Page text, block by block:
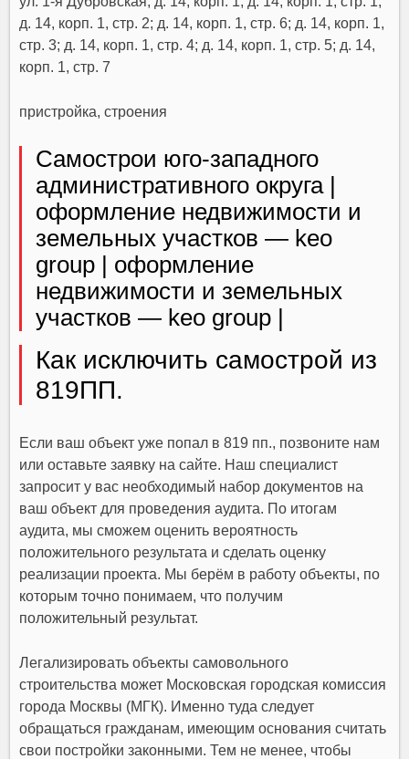
д. 14, корп. 1, стр. 2; д. 14, корп. 1, стр. 6; д. 14, корп. 1,
стр. 3; д. 14, корп. 1, стр. 4; д. 14, корп. 1, стр. 5; д. 14,
корп. 1, стр. 7
пристройка, строения
Самострои юго-западного
административного округа |
оформление недвижимости и
земельных участков — keo
group | оформление
недвижимости и земельных
участков — keo group |
Как исключить самострой из
819ПП.
Если ваш объект уже попал в 819 пп., позвоните нам
или оставьте заявку на сайте. Наш специалист
запросит у вас необходимый набор документов на
ваш объект для проведения аудита. По итогам
аудита, мы сможем оценить вероятность
положительного результата и сделать оценку
реализации проекта. Мы берём в работу объекты, по
которым точно понимаем, что получим
положительный результат.
Легализировать объекты самовольного
строительства может Московская городская комиссия
города Москвы (МГК). Именно туда следует
обращаться гражданам, имеющим основания считать
свои постройки законными. Тем не менее, чтобы